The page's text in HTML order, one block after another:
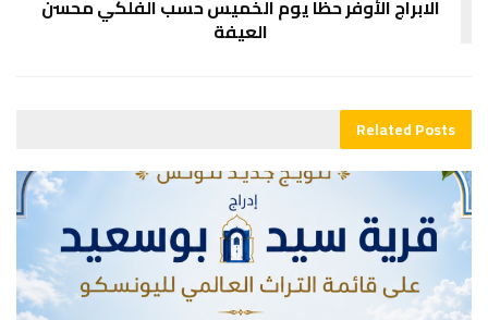
الابراج الأوفر حظا يوم الخميس حسب الفلكي محسن
العيفة
RelatedPosts